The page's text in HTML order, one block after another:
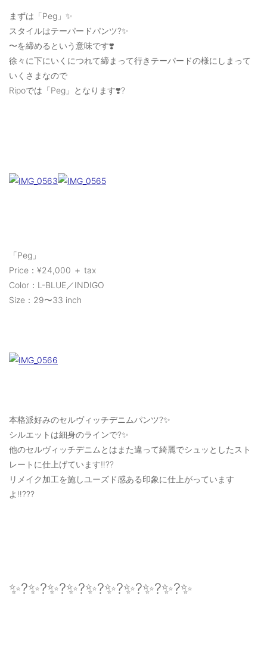
まずは「Peg」✨
スタイルはテーパードパンツ?✨
〜を締めるという意味です❣️
徐々に下にいくにつれて締まって行きテーパードの様にしまって
いくさまなので
Ripoでは「Peg」となります❣️?
「Peg」
Price：¥24,000 ＋ tax
Color：L-BLUE／INDIGO
Size：29〜33 inch
本格派好みのセルヴィッチデニムパンツ?✨
シルエットは細身のラインで?✨
他のセルヴィッチデニムとはまた違って綺麗でシュッとしたスト
レートに仕上げています‼️??
リメイク加工を施しユーズド感ある印象に仕上がっています
よ‼️???
✨?✨?✨?✨?✨?✨?✨?✨?✨?✨